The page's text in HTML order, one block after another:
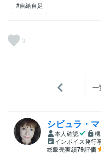
#自給自足
3
一
シビュラ・マ
本人確認
インボイス発行
総販売実績79評価